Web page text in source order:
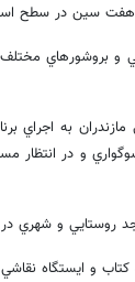
سين در سطح
و بروشورهاي
به اجراي
و در انتظار
و شهري در
نقاشي در سطح استان از